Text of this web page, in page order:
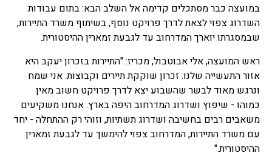
במועצה כבר מסתכלים קדימה אל השלב הבא: בתום עבודות
השדרוג צפוי לצאת לדרך פרויקט נוסף, בשיתוף משרד התיירות,
שבמסגרתו יוארך המדרחוב עד לגבעת זמארין ההיסטורית.
ראש המועצה, אלי אבוטבול, מכריז: "התיירות בזכרון יעקב היא
אזור התעשייה שלנו. זכרון שוקקת תיירים וקבוצות. אני שמח
ונרגש מאוד לבשר שהשבוע יצא לדרך פרויקט חשוב מאין
כמוהו - שיפוץ ושדרוג המדרחוב היפה בארץ. אנחנו משקיעים
משאבים רבים בחשיבה ושדרוג תשתיות, וזוהי רק ההתחלה - יחד
עם משרד התיירות, המדרחוב צפוי להימשך עד לגבעת זמארין
ההיסטורית."